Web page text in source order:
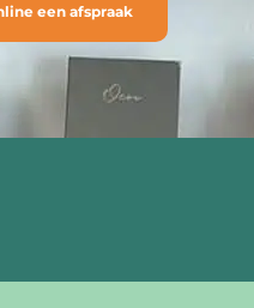
een afspraak